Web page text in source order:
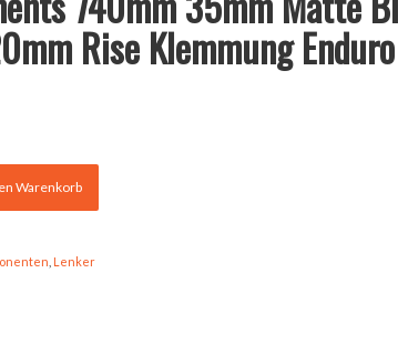
Rise Klemmung
Warenkorb
Lenker